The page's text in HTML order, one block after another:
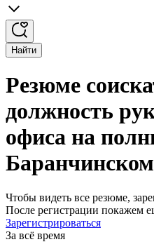
Найти
Резюме
должность
офиса на
Баранчинском
Чтобы видеть все резюме,
После регистрации покажем
Зарегистрироваться
За всё время